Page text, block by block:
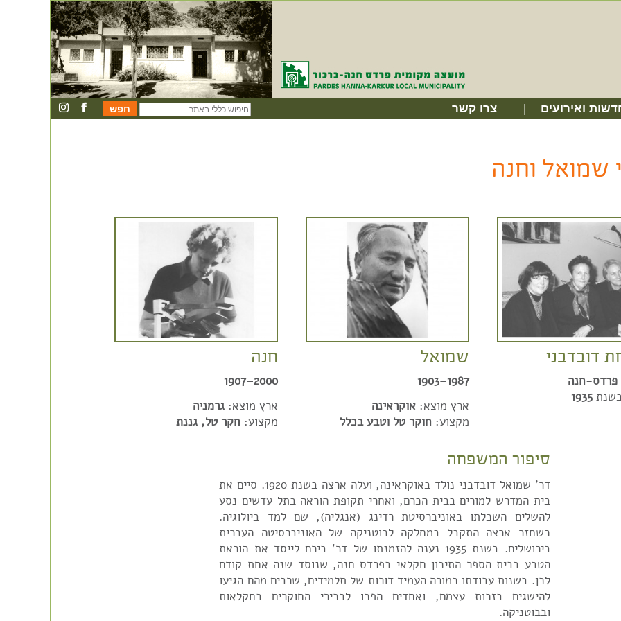
חיפוש
כללי
באתר
ואירועים צרו קשר
שמואל וחנה
דובדבני
פרדס-חנה
1935
שמואל
1987–1903
ארץ מוצא: אוקראינה
מקצוע: חוקר טל וטבע בכלל
חנה
2000–1907
ארץ מוצא: גרמניה
מקצוע: חקר טל, גננת
סיפור המשפחה
דר' שמואל דובדבני נולד באוקראינה, ועלה ארצה בשנת 1920. סיים את
בית המדרש למורים בבית הכרם, ואחרי תקופת הוראה בתל עדשים נסע
להשלים השכלתו באוניברסיטת רדינג (אנגליה), שם למד ביולוגיה.
כשחזר ארצה התקבל במחלקה לבוטניקה של האוניברסיטה העברית
בירושלים. בשנת 1935 נענה להזמנתו של דר' בירם לייסד את הוראת
הטבע בבית הספר התיכון חקלאי בפרדס חנה, שנוסד שנה אחת קודם
לכן. בשנות עבודתו כמורה העמיד דורות של תלמידים, שרבים מהם הגיעו
להישגים בזכות עצמם, ואחדים הפכו לבכירי החוקרים בחקלאות
ובבוטניקה.